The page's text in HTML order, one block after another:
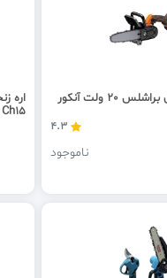
اره زنجیری شارژی براشلس 20 ولت آنکور
4.3
ناموجود
Ch15